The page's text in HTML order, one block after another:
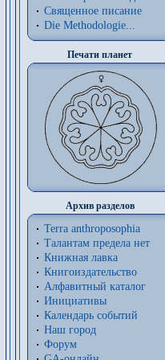
Священное писание
Die Methodologie...
Печати планет
Архив разделов
Terra anthroposophia
Талантам предела нет
Книжная лавка
Книгоиздательство
Алфавитный каталог
Инициативы
Календарь событий
Наш город
Форум